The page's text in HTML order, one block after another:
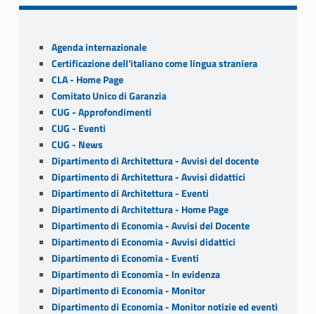
o
o
k
er l e
Sidebar
Agenda internazionale
Certificazione dell'italiano come lingua straniera
CLA - Home Page
Comitato Unico di Garanzia
CUG - Approfondimenti
CUG - Eventi
CUG - News
Dipartimento di Architettura - Avvisi del docente
Dipartimento di Architettura - Avvisi didattici
Dipartimento di Architettura - Eventi
Dipartimento di Architettura - Home Page
Dipartimento di Economia - Avvisi del Docente
Dipartimento di Economia - Avvisi didattici
Dipartimento di Economia - Eventi
Dipartimento di Economia - In evidenza
Dipartimento di Economia - Monitor
Dipartimento di Economia - Monitor notizie ed eventi